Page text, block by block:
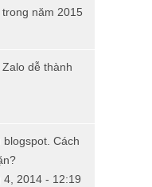
năm 2015
dễ thành
blogspot. Cách
2014 - 12:19